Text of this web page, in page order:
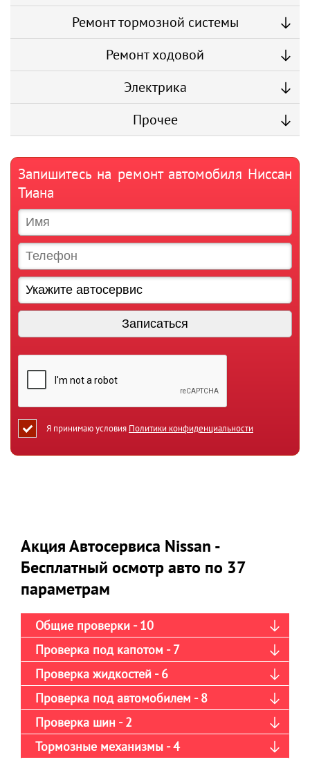
Ремонт тормозной системы
Ремонт ходовой
Электрика
Прочее
Запишитесь на ремонт автомобиля Ниссан
Тиана
Я принимаю условия Политики конфиденциальности
Акция Автосервиса Nissan -
Бесплатный осмотр авто по 37
параметрам
Общие проверки - 10
Проверка под капотом - 7
Проверка жидкостей - 6
Проверка под автомобилем - 8
Проверка шин - 2
Тормозные механизмы - 4